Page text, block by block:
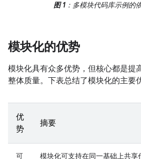
图 1 ：多模块代码库示例的
模块化的优势
模块化具有众多优势，但核心都是提
整体质量。下表总结了模块化的主要
优
势
摘要
可
模块化可支持在同一基础上共享